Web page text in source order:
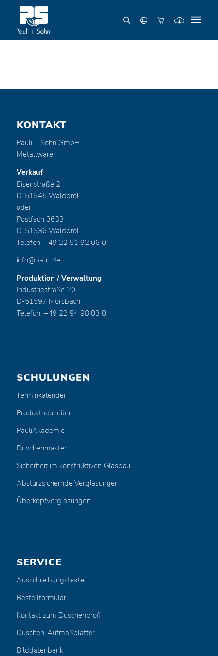
KONTAKT
Pauli + Sohn GmbH
Metallwaren
Verkauf
Eisenstraße 2
D-51545 Waldbröl
oder
Postfach 3633
D-51536 Waldbröl
Telefon: +49 22 91 92 06 0
info@pauli.de
Produktion / Verwaltung
Industriestraße 20
D-51597 Morsbach
Telefon: +49 22 94 98 03 0
SCHULUNGEN
Terminkalender
Produktneuheiten
PauliAkademie
Duschenmaster
Sicherheit im konstruktiven Glasbau
Absturzsichernde Verglasungen
Überkopfverglasungen
SERVICE
Ausschreibungstexte
Bestellformular
Kontakt zum Duschenprofi
Duschen-Aufmaßblätter
Bilddatenbank